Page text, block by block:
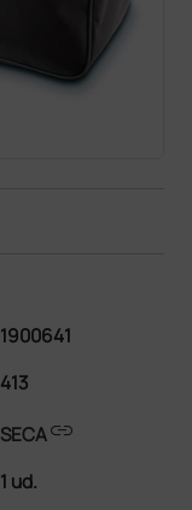
1900641
413
SECAlink
1 ud.